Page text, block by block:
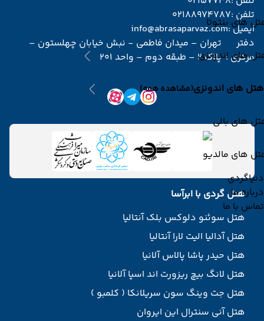
های بنتوتا
های اندونزی
هتل های اندونزی(مشاهده همه)
های بالی
های مالدیو
دنیاگردی
درباره ما
تماس با ما
تلفن :02188974787
ایمیل :info@abrasaparvaz.com
دفتر
مرکزی :
تهران – میدان فاطمی - نبش خیابان چهلستون –
پلاک 2 – طبقه دوم – واحد 201
هتل گردی با ابرآسا
هتل سوئنو دلوکس بلک آنتالیا
هتل آدالیا الیت لارا آنتالیا
هتل حیدر پاشا پالاس آلانیا
هتل لانگ بیچ ریزورت اند اسپا آلانیا
هتل جت وینگ سون سریلانکا ( کلمبو )
هتل آنی سنترال این ایروان